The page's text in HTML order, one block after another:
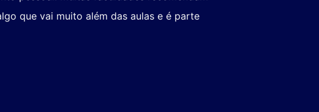
que vai muito além das aulas e é parte